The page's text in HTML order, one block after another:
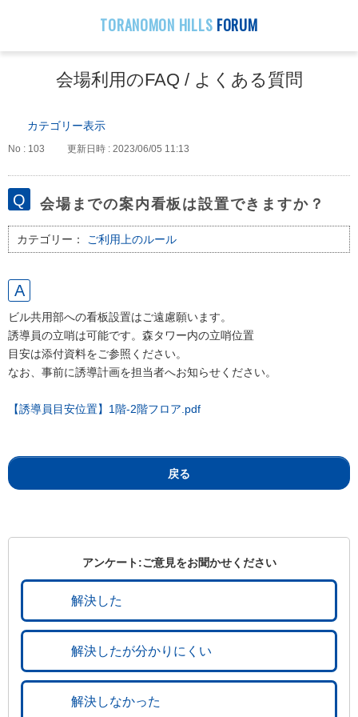
TORANOMON HILLS FORUM
会場利用のFAQ / よくある質問
カテゴリー表示
No : 103 更新日時 : 2023/06/05 11:13
会場までの案内看板は設置できますか？
カテゴリー： ご利用上のルール
ビル共用部への看板設置はご遠慮願います。
誘導員の立哨は可能です。森タワー内の立哨位置
目安は添付資料をご参照ください。
なお、事前に誘導計画を担当者へお知らせください。
【誘導員目安位置】1階-2階フロア.pdf
戻る
アンケート:ご意見をお聞かせください
解決した
解決したが分かりにくい
解決しなかった